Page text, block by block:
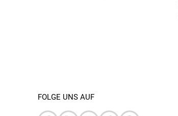
FOLGE UNS AUF